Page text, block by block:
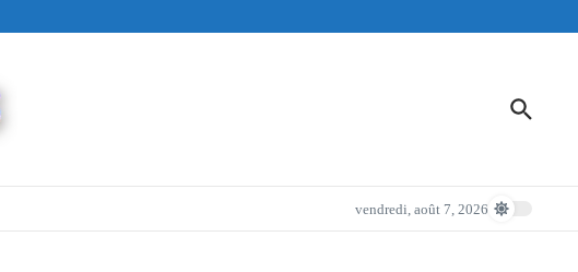
vendredi, août 7, 2026